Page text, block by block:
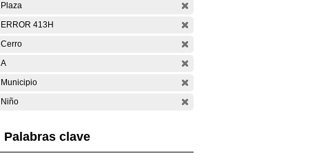
Plaza
ERROR 413H
Cerro
A
Municipio
Niño
Palabras clave